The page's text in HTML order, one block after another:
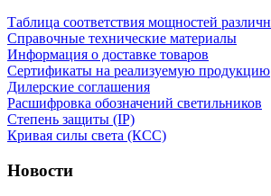
Таблица соответствия мощностей
Справочные технические материалы
Информация о доставке товаров
Сертификаты на реализуемую продукцию
Дилерские соглашения
Расшифровка обозначений светильников
Степень защиты (IP)
Кривая силы света (КСС)
Новости